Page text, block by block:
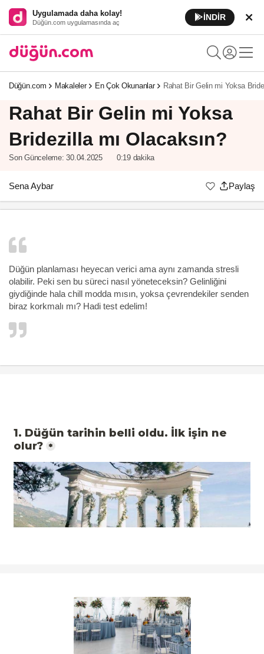
Uygulamada daha kolay!
Düğün.com uygulamasında aç
İNDİR
Düğün.com Makaleler En Çok Okunanlar Rahat Bir Gelin mi Yoksa
Rahat Bir Gelin mi Yoksa
Bridezilla mı Olacaksın?
Son Günceleme: 30.04.2025 0:19 dakika
Sena Aybar Paylaş
Düğün planlaması heyecan verici ama aynı zamanda stresli
olabilir. Peki sen bu süreci nasıl yöneteceksin? Gelinliğini
giydiğinde hala chill modda mısın, yoksa çevrendekiler senden
biraz korkmalı mı? Hadi test edelim!